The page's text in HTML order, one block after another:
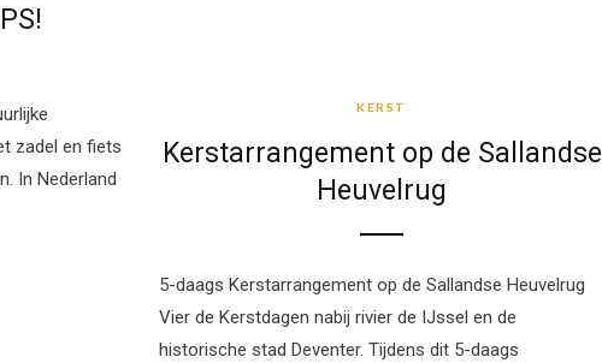
zadel en fiets
In Nederland
KERST
Kerstarrangement op de Sallandse
Heuvelrug
5-daags Kerstarrangement op de Sallandse Heuvelrug
Vier de Kerstdagen nabij rivier de IJssel en de
historische stad Deventer. Tijdens dit 5-daags